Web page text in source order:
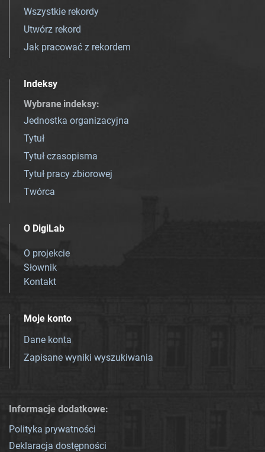
Wszystkie rekordy
Utwórz rekord
Jak pracować z rekordem
Indeksy
Wybrane indeksy:
Jednostka organizacyjna
Tytuł
Tytuł czasopisma
Tytuł pracy zbiorowej
Twórca
O DigiLab
O projekcie
Słownik
Kontakt
Moje konto
Dane konta
Zapisane wyniki wyszukiwania
Informacje dodatkowe:
Polityka prywatności
Deklaracja dostępności